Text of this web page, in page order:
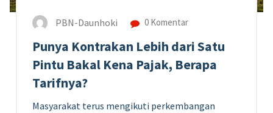
PBN-Daunhoki 0 Komentar
Punya Kontrakan Lebih dari Satu
Pintu Bakal Kena Pajak, Berapa
Tarifnya?
Masyarakat terus mengikuti perkembangan